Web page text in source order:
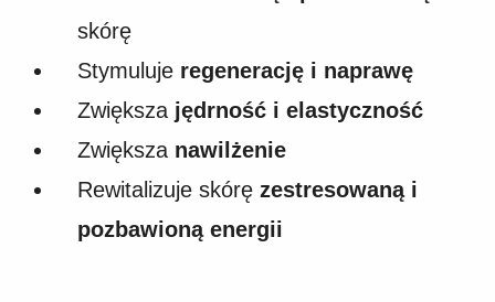
skórę
Stymuluje regenerację i naprawę
Zwiększa jędrność i elastyczność
Zwiększa nawilżenie
Rewitalizuje skórę zestresowaną i
pozbawioną energii